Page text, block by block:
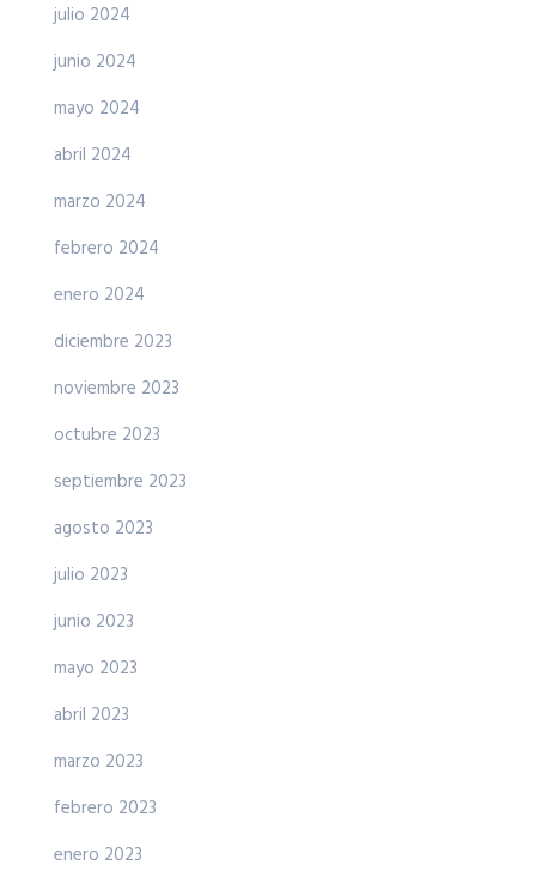
julio 2024
junio 2024
mayo 2024
abril 2024
marzo 2024
febrero 2024
enero 2024
diciembre 2023
noviembre 2023
octubre 2023
septiembre 2023
agosto 2023
julio 2023
junio 2023
mayo 2023
abril 2023
marzo 2023
febrero 2023
enero 2023